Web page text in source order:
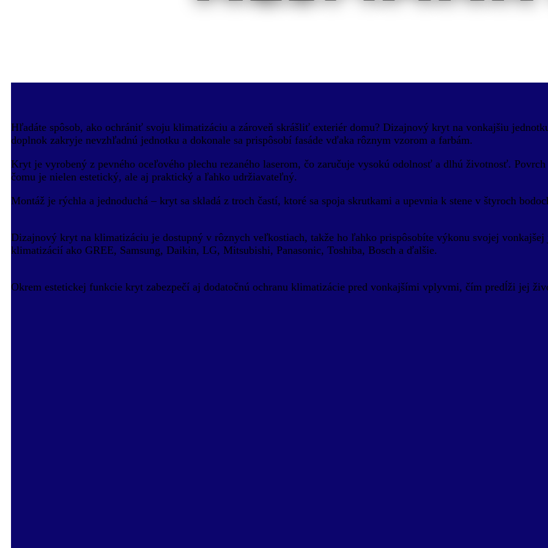
Hľadáte spôsob, ako ochrániť svoju klimatizáciu a zároveň skrášliť exteriér domu? Dizajnový kryt na vonkajšiu
doplnok zakryje nevzhľadnú jednotku a dokonale sa prispôsobí fasáde vďaka rôznym vzorom a farbám.
Kryt je vyrobený z pevného oceľového plechu rezaného laserom, čo zaručuje vysokú odolnosť a dlhú životnosť.
čomu je nielen estetický, ale aj praktický a ľahko udržiavateľný.
Montáž je rýchla a jednoduchá – kryt sa skladá z troch častí, ktoré sa spoja skrutkami a upevnia k stene v štyroch
Dizajnový kryt na klimatizáciu je dostupný v rôznych veľkostiach, takže ho ľahko prispôsobíte výkonu svojej
klimatizácií ako GREE, Samsung, Daikin, LG, Mitsubishi, Panasonic, Toshiba, Bosch a ďalšie.
Okrem estetickej funkcie kryt zabezpečí aj dodatočnú ochranu klimatizácie pred vonkajšími vplyvmi, čím predĺži jej